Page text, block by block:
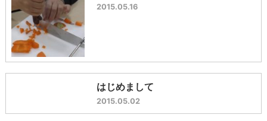
2015.05.16
はじめまして
2015.05.02